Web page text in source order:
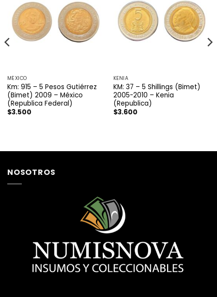
MÉXICO
Km: 915 – 5 Pesos Gutiérrez
(Bimet) 2009 – México
(Republica Federal)
$3.500
KENIA
KM: 37 – 5 Shillings (Bimet)
2005-2010 – Kenia
(Republica)
$3.600
NOSOTROS